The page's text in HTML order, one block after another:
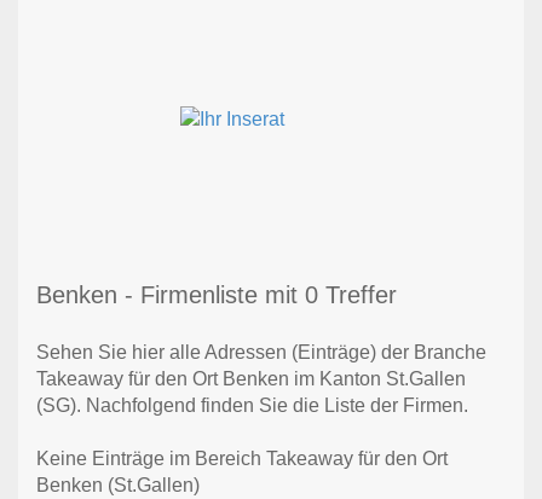
Benken - Firmenliste mit 0 Treffer
Sehen Sie hier alle Adressen (Einträge) der Branche
Takeaway für den Ort Benken im Kanton St.Gallen
(SG). Nachfolgend finden Sie die Liste der Firmen.
Keine Einträge im Bereich Takeaway für den Ort
Benken (St.Gallen)